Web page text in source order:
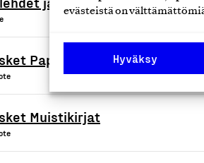
evästeistä on
Hyväksy
Paperituotteet
Muistikirjat